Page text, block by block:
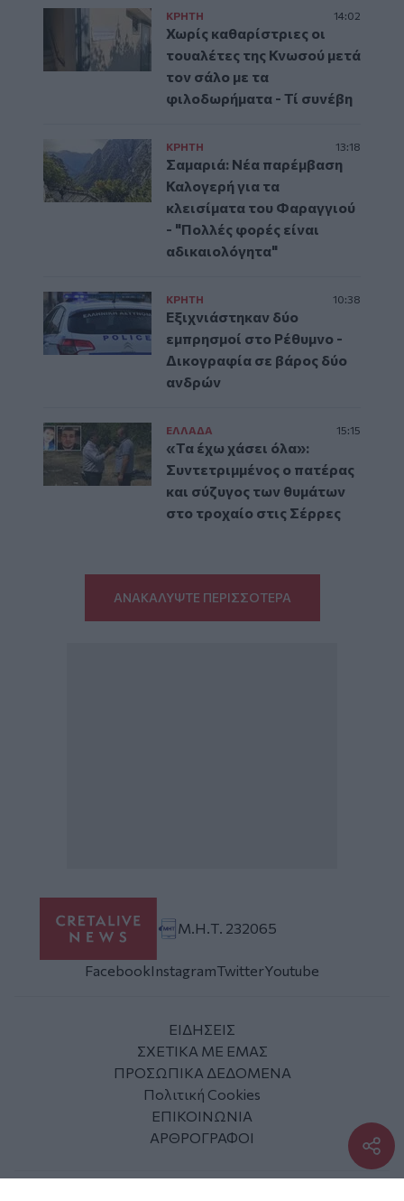
ΚΡΗΤΗ 14:02
Χωρίς καθαρίστριες οι
τουαλέτες της Κνωσού μετά
τον σάλο με τα
φιλοδωρήματα - Τί συνέβη
ΚΡΗΤΗ 13:18
Σαμαριά: Νέα παρέμβαση
Καλογερή για τα
κλεισίματα του Φαραγγιού
- "Πολλές φορές είναι
αδικαιολόγητα"
ΚΡΗΤΗ 10:38
Εξιχνιάστηκαν δύο
εμπρησμοί στο Ρέθυμνο -
Δικογραφία σε βάρος δύο
ανδρών
ΕΛΛAΔΑ 15:15
«Τα έχω χάσει όλα»:
Συντετριμμένος ο πατέρας
και σύζυγος των θυμάτων
στο τροχαίο στις Σέρρες
ΑΝΑΚΑΛΥΨΤΕ ΠΕΡΙΣΣΟΤΕΡΑ
Μ.Η.Τ. 232065
FacebookInstagramTwitterYoutube
ΕΙΔΗΣΕΙΣ
ΣΧΕΤΙΚΑ ΜΕ ΕΜΑΣ
ΠΡΟΣΩΠΙΚΑ ΔΕΔΟΜΕΝΑ
Πολιτική Cookies
ΕΠΙΚΟΙΝΩΝΙΑ
ΑΡΘΡΟΓΡΑΦΟΙ